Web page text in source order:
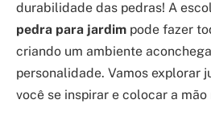
durabilidade das pedras! A
pedra para jardim pode fazer
criando um ambiente
personalidade. Vamos explorar
você se inspirar e colocar a mão